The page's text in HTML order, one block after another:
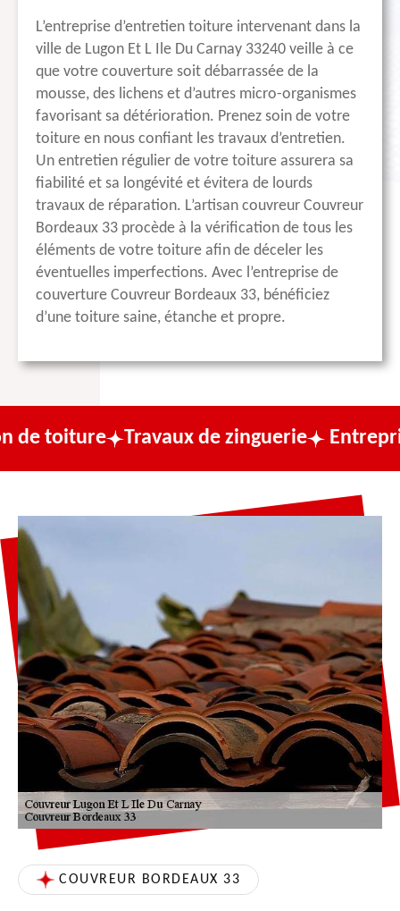
L’entreprise d’entretien toiture intervenant dans la
ville de Lugon Et L Ile Du Carnay 33240 veille à ce
que votre couverture soit débarrassée de la
mousse, des lichens et d’autres micro-organismes
favorisant sa détérioration. Prenez soin de votre
toiture en nous confiant les travaux d’entretien.
Un entretien régulier de votre toiture assurera sa
fiabilité et sa longévité et évitera de lourds
travaux de réparation. L’artisan couvreur Couvreur
Bordeaux 33 procède à la vérification de tous les
éléments de votre toiture afin de déceler les
éventuelles imperfections. Avec l’entreprise de
couverture Couvreur Bordeaux 33, bénéficiez
d’une toiture saine, étanche et propre.
Travaux de zinguerie Entreprise de
COUVREUR BORDEAUX 33